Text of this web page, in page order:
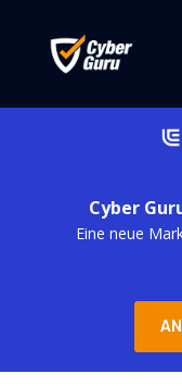
Cyber
Eine neue
NIS2, die
zur